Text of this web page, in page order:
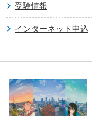
受験情報
インターネット申込